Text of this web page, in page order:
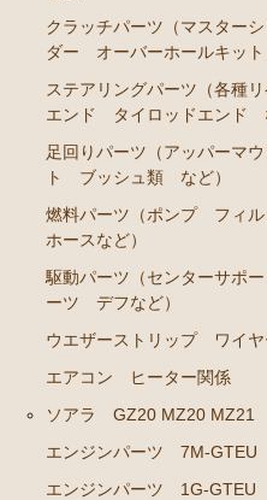
クラッチパーツ（マスタ
ーズシリンダー オーバ
燃料パーツ（ポンプ フ
ーゲージなど）
ソアラ JZZ30 JZZ31
エンジンパーツ 2JZ-GE
ブレーキパーツ（マス
ト ホース など）
コロナマークⅡ チェイサ
マークⅡ クレスタ チェイサ
クラッチパーツ（マスター
ダー オーバーホールキッ
ステアリングパーツ（各種
エンド タイロッドエンド
足回りパーツ（アッパーマ
ト ブッシュ類 など）
燃料パーツ（ポンプ フィ
ホースなど）
駆動パーツ（センターサポ
ーツ デフなど）
ウエザーストリップ ワイヤ
エアコン ヒーター関係
ソアラ GZ20 MZ20 MZ21
エンジンパーツ 7M-GTEU
エンジンパーツ 1G-